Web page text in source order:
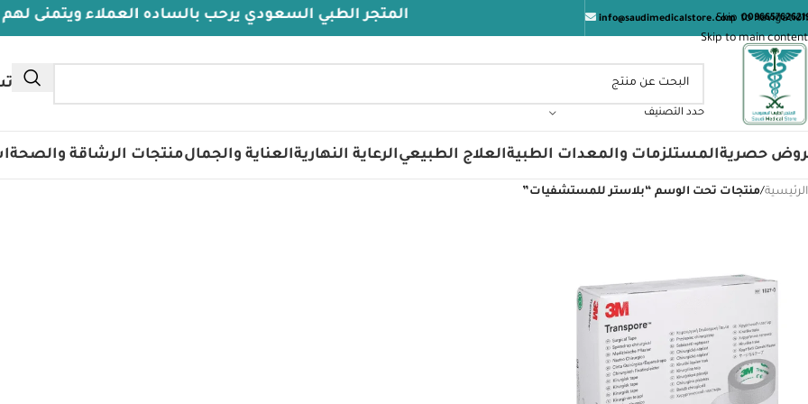
Skip to navigation
Skip to main content
info@saudimedicalstore.com المتجر الطبي السعودي يرحب بالساده العملاء ويتمنى لهم دوام
حدد التصنيف
حصريةالمستلزمات والمعدات الطبيةالعلاج الطبيعيالرعاية النهاريةالعناية والجمالمنتجات الرشاقة والصحة
الرئيسية/منتجات تحت الوسم “بلاستر للمستشفيات”